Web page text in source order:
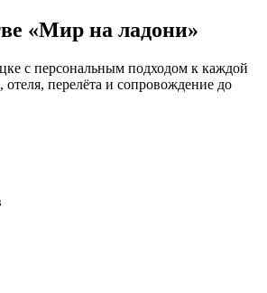
«Мир на ладони»
с персональным подходом к каждой
отеля, перелёта и сопровождение до